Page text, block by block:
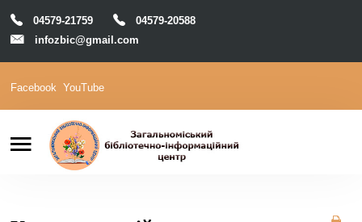
Головна
Відділи
04579-21759
04579-20588
infozbic@gmail.com
Пошук
Facebook YouTube